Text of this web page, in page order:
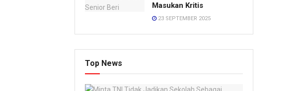
Masukan Kritis
23 SEPTEMBER 2025
Top News